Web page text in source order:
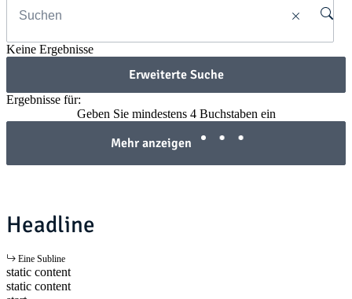
Keine Ergebnisse
Erweiterte Suche
Ergebnisse für:
Geben Sie mindestens 4 Buchstaben ein
Mehr anzeigen
Headline
Eine Subline
static content
static content